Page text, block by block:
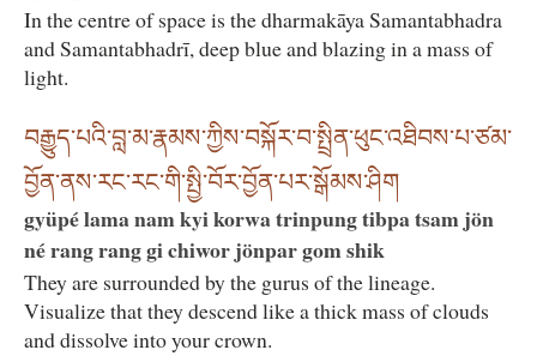
In the centre of space is the dharmakāya Samantabhadra
and Samantabhadrī, deep blue and blazing in a mass of
light.
བརྒྱུད་པའི་བླ་མ་རྣམས་ཀྱིས་བསྐོར་བ་སྤྲིན་ཕུང་འཐིབས་པ་ཙམ་
བྱོན་ནས་རང་རང་གི་སྤྱི་བོར་བྱོན་པར་སྒོམས་ཤིག
gyüpé lama nam kyi korwa trinpung tibpa tsam jön
né rang rang gi chiwor jönpar gom shik
They are surrounded by the gurus of the lineage.
Visualize that they descend like a thick mass of clouds
and dissolve into your crown.